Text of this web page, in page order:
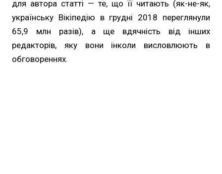
для автора статті — те, що її читають (як-не-як,
українську Вікіпедію в грудні 2018 переглянули
65,9 млн разів), а ще вдячність від інших
редакторів, яку вони інколи висловлюють в
обговореннях.